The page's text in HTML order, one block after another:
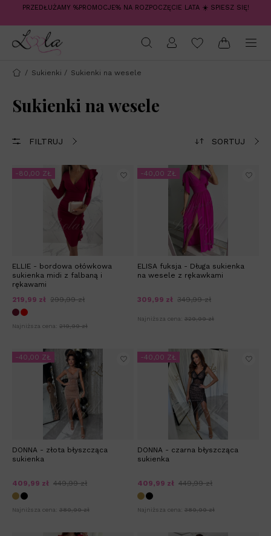
PRZEDŁUŻAMY %PROMOCJE% NA ROZPOCZĘCIE LATA ☀️ SPIESZ SIĘ!
/ Sukienki / Sukienki na wesele
Sukienki na wesele
FILTRUJ SORTUJ
ELLIE - bordowa ołówkowa
sukienka midi z falbaną i
rękawami
219,99 zł 299,99 zł
Najniższa cena: 219,99 zł
-80,00 ZŁ
ELISA fuksja - Długa sukienka
na wesele z rękawkami
309,99 zł 349,99 zł
Najniższa cena: 329,99 zł
-40,00 ZŁ
DONNA - złota błyszcząca
sukienka
409,99 zł 449,99 zł
Najniższa cena: 389,99 zł
-40,00 ZŁ
DONNA - czarna błyszcząca
sukienka
409,99 zł 449,99 zł
Najniższa cena: 389,99 zł
-40,00 ZŁ